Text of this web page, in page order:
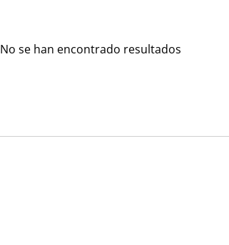
No se han encontrado resultados